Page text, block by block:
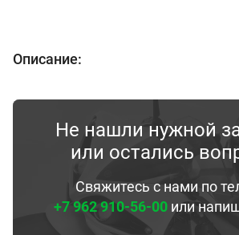
Описание:
Не нашли нужной
или остались
Свяжитесь с нами по
+7 962 910-56-00или